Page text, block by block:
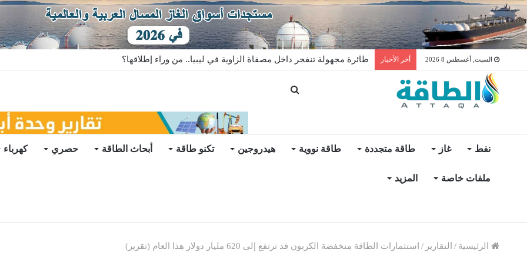
السبت, أغسطس 8 2026 أخر الأخبار طائرة مجهولة تنفجر داخل مصفاة الزاوية في ليبيا.. من وراء إطلاقها؟
نفط غاز طاقة متجددة طاقة نووية هيدروجين تكنو طاقة أبحاث الطاقة حصري كهرباء
ملفات خاصة المزيد
الرئيسية / التقارير / استثمارات الطاقة منخفضة الكربون قد ترتفع إلى 620 مليار دولار هذا العام (تقرير)